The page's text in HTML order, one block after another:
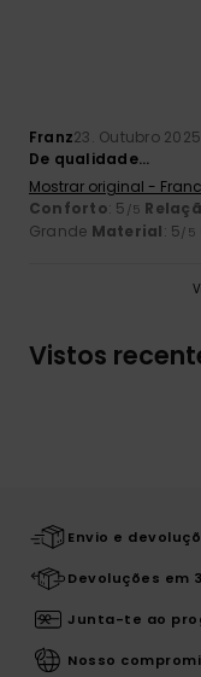
Franz23. Outubro 2025
De qualidade...
Mostrar original -
Conforto: 5 /5
Grande Material: 5/5
Vistos
Envio e
Devoluções em
Junta-te ao
Nosso